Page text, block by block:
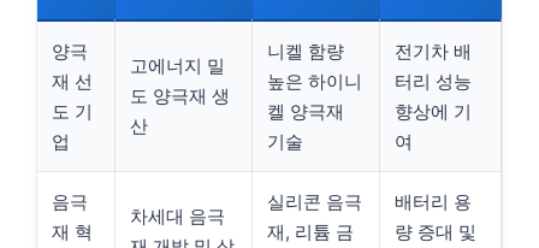
양극
재 선
도 기
업
고에너지 밀
도 양극재 생
산
니켈 함량
높은 하이니
켈 양극재
기술
전기차 배
터리 성능
향상에 기
여
음극
재 혁
차세대 음극
실리콘 음극
재, 리튬 금
배터리 용
량 증대 및